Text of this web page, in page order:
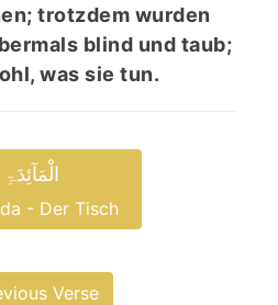
trotzdem wurden
blind und taub;
was sie tun.
الْمَآئِدَۃِ
- Der Tisch
Verse